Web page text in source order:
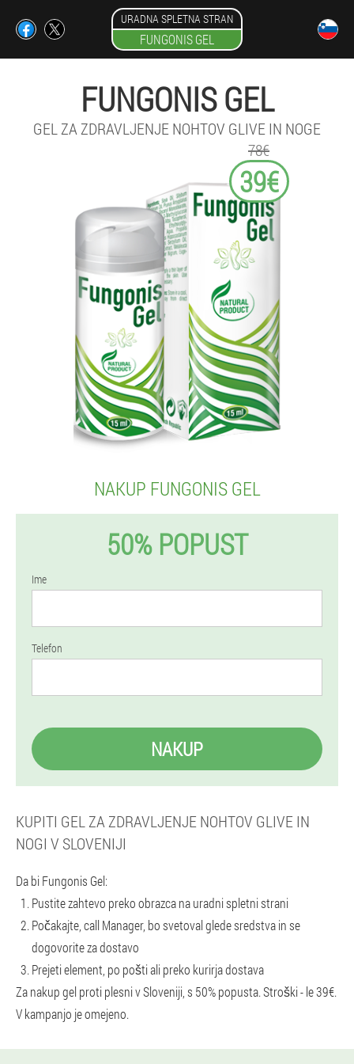
URADNA SPLETNA STRAN
FUNGONIS GEL
FUNGONIS GEL
GEL ZA ZDRAVLJENJE NOHTOV GLIVE IN NOGE
78€
39€
NAKUP FUNGONIS GEL
50% POPUST
Ime
Telefon
NAKUP
KUPITI GEL ZA ZDRAVLJENJE NOHTOV GLIVE IN
NOGI V SLOVENIJI
Da bi Fungonis Gel:
Pustite zahtevo preko obrazca na uradni spletni strani
Počakajte, call Manager, bo svetoval glede sredstva in se
dogovorite za dostavo
Prejeti element, po pošti ali preko kurirja dostava
Za nakup gel proti plesni v Sloveniji, s 50% popusta. Stroški - le 39€.
V kampanjo je omejeno.